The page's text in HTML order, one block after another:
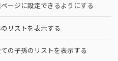
ージに設定できるようにする
リストを表示する
の子孫のリストを表示する